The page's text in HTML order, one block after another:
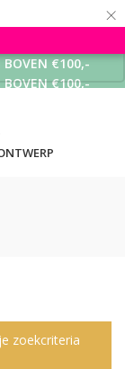
×
BOVEN €100,-
BOVEN €100,-
€100,-
zoekcriteria